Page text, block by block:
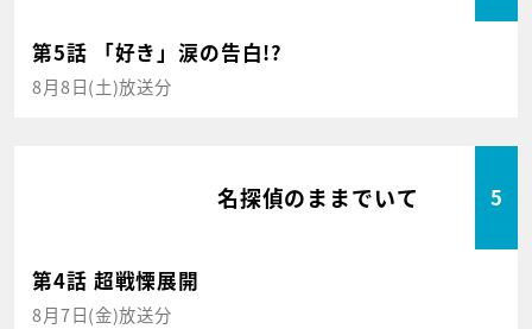
第5話 「好き」涙の告白!?
8月8日(土)放送分
名探偵のままでいて 5
第4話 超戦慄展開
8月7日(金)放送分